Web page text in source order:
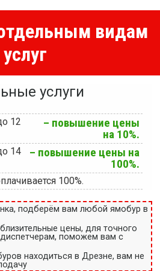
видам
услуг
услуги
12
– повышение цены
на 10%.
14
– повышение цены на
100%.
100%.
подберём вам любой ямобур в
цены, для точного
поможем вам с
находиться в Дрезне, вам не